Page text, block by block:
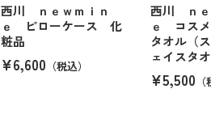
西川 ｎｅｗｍｉｎ
ｅ ピローケース 化
粧品
¥6,600 （税込）
西川 ｎｅ
ｅ コス
タオル（
ェイスタ
¥5,500